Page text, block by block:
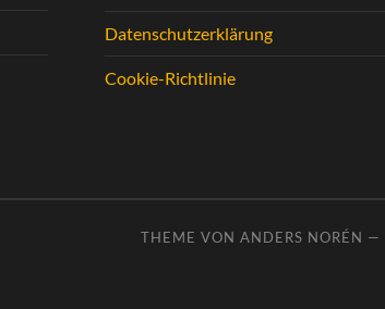
Datenschutzerklärung
Cookie-Richtlinie
THEME VON ANDERS NORÉN —